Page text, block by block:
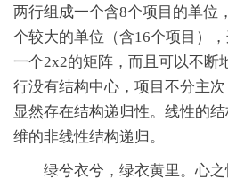
两行组成一个含8个项目的单位
个较大的单位（含16个项目）
一个2x2的矩阵，而且可以不断
行没有结构中心，项目不分主
显然存在结构递归性。线性的
维的非线性结构递归。
绿兮衣兮，绿衣黄里。心之